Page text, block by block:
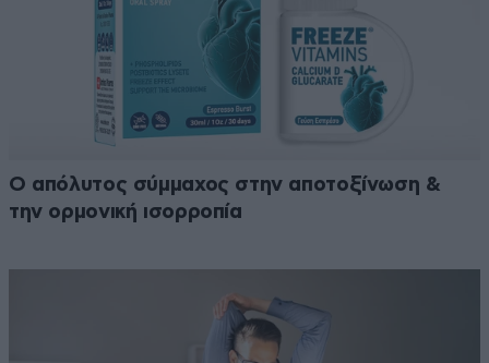
Ο απόλυτος σύμμαχος στην αποτοξίνωση &
την ορμονική ισορροπία